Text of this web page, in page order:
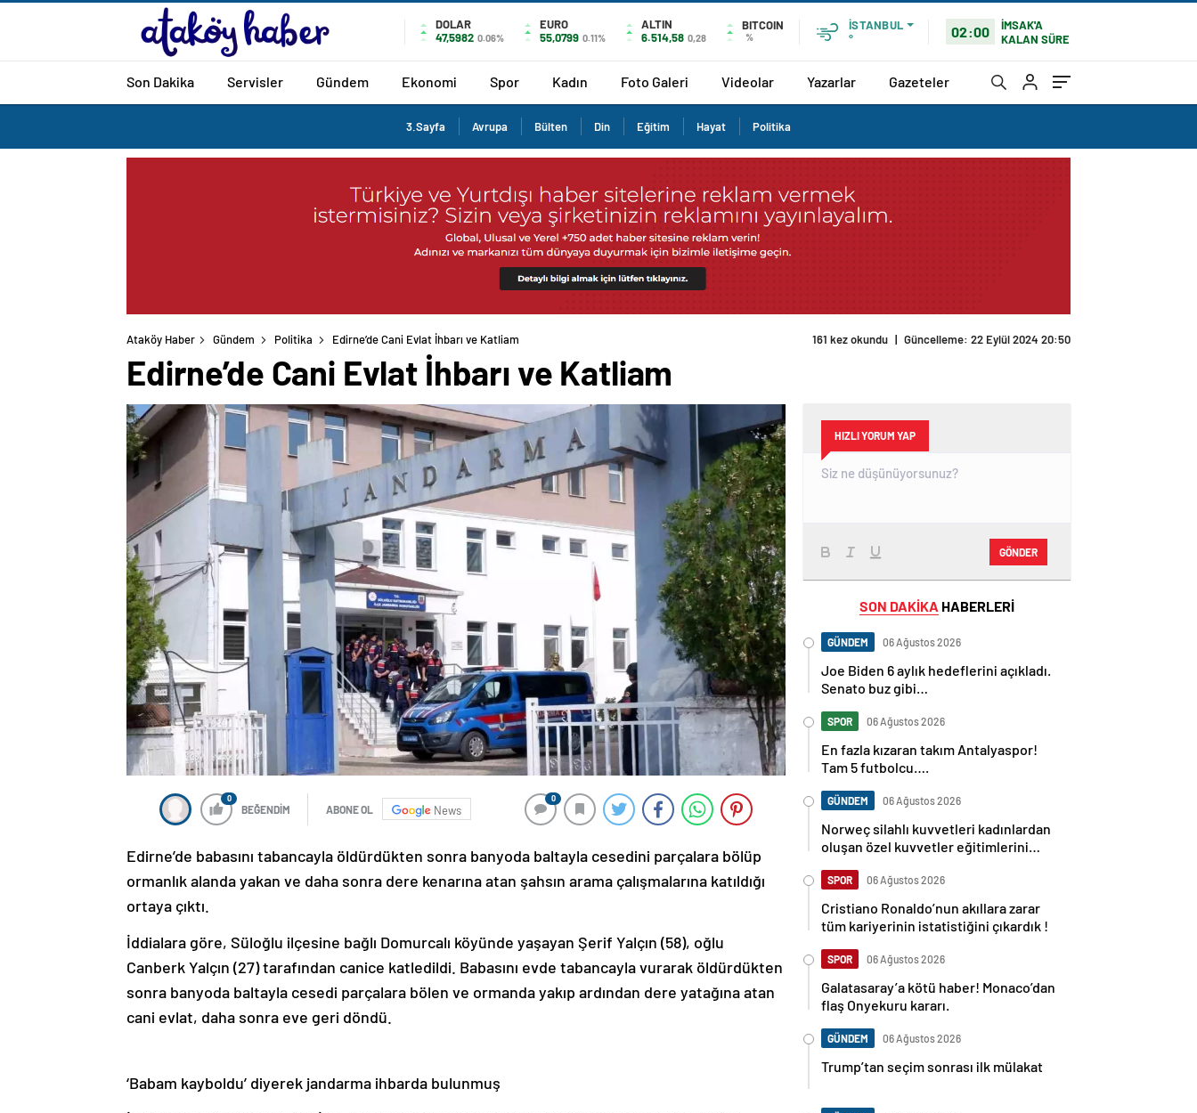
DOLAR
47,5982 0.06%
EURO
55,0799 0.11%
ALTIN
6.514,58 0,28
BITCOIN
%
İSTANBUL
°
02:00
İMSAK'A
KALAN SÜRE
Son Dakika Servisler Gündem Ekonomi Spor Kadın Foto Galeri Videolar Yazarlar Gazeteler
3.Sayfa Avrupa Bülten Din Eğitim Hayat Politika
Ataköy Haber Gündem Politika Edirne’de Cani Evlat İhbarı ve Katliam 161 kez okundu | Güncelleme: 22 Eylül 2024 20:50
Edirne’de Cani Evlat İhbarı ve Katliam
0
BEĞENDİM ABONE OL News
0
Edirne’de babasını tabancayla öldürdükten sonra banyoda baltayla cesedini parçalara bölüp
ormanlık alanda yakan ve daha sonra dere kenarına atan şahsın arama çalışmalarına katıldığı
ortaya çıktı.
İddialara göre, Süloğlu ilçesine bağlı Domurcalı köyünde yaşayan Şerif Yalçın (58), oğlu
Canberk Yalçın (27) tarafından canice katledildi. Babasını evde tabancayla vurarak öldürdükten
sonra banyoda baltayla cesedi parçalara bölen ve ormanda yakıp ardından dere yatağına atan
cani evlat, daha sonra eve geri döndü.
‘Babam kayboldu’ diyerek jandarma ihbarda bulunmuş
HIZLI YORUM YAP
GÖNDER
SON DAKİKA HABERLERİ
GÜNDEM 06 Ağustos 2026
Joe Biden 6 aylık hedeflerini açıkladı.
Senato buz gibi…
SPOR 06 Ağustos 2026
En fazla kızaran takım Antalyaspor!
Tam 5 futbolcu….
GÜNDEM 06 Ağustos 2026
Norweç silahlı kuvvetleri kadınlardan
oluşan özel kuvvetler eğitimlerini
SPOR 06 Ağustos 2026
Cristiano Ronaldo’nun akıllara zarar
tüm kariyerinin istatistiğini çıkardık !
SPOR 06 Ağustos 2026
Galatasaray’a kötü haber! Monaco’dan
flaş Onyekuru kararı.
GÜNDEM 06 Ağustos 2026
Trump’tan seçim sonrası ilk mülakat